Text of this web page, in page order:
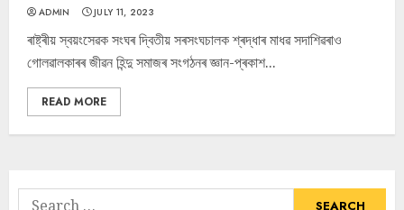
ADMIN JULY 11, 2023
ৰাষ্ট্ৰীয় স্বয়ংসেৱক সংঘৰ দ্বিতীয় সৰসংঘচালক শ্ৰদ্ধাৰ মাধৱ সদাশিৱৰাও
গোলৱালকাৰৰ জীৱন হিন্দু সমাজৰ সংগঠনৰ জ্ঞান-প্ৰকাশ...
READ MORE
Search